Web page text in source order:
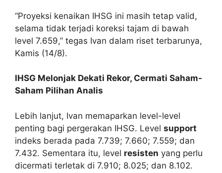
“Proyeksi kenaikan IHSG ini masih tetap valid,
selama tidak terjadi koreksi tajam di bawah
level 7.659,” tegas Ivan dalam riset terbarunya,
Kamis (14/8).
IHSG Melonjak Dekati Rekor, Cermati Saham-
Saham Pilihan Analis
Lebih lanjut, Ivan memaparkan level-level
penting bagi pergerakan IHSG. Level support
indeks berada pada 7.739; 7.660; 7.559; dan
7.432. Sementara itu, level resisten yang perlu
dicermati terletak di 7.910; 8.025; dan 8.102.